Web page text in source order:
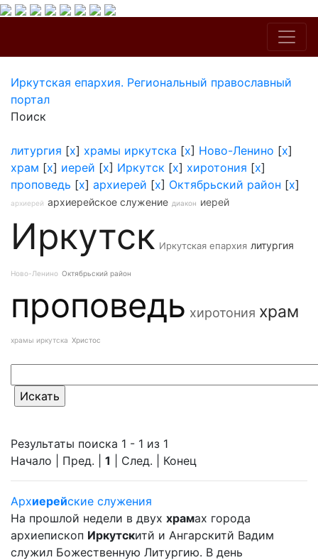
Иркутская епархия. Региональный православный
портал
Поиск
литургия [x] храмы иркутска [x] Ново-Ленино [x]
храм [x] иерей [x] Иркутск [x] хиротония [x]
проповедь [x] архиерей [x] Октябрьский район [x]
архиерей архиерейское служение диакон иерей
Иркутск Иркутская епархия литургия
Ново-Ленино Октябрьский район
проповедь хиротония храм
храмы иркутска Христос
Результаты поиска 1 - 1 из 1
Начало | Пред. | 1 | След. | Конец
Архиерейские служения
На прошлой недели в двух храмах города
архиепископ Иркутскитй и Ангарскитй Вадим
служил Божественную Литургию. В день